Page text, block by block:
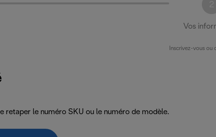
Vos
Inscrivez-vous ou
retaper le numéro SKU ou le numéro de modèle.